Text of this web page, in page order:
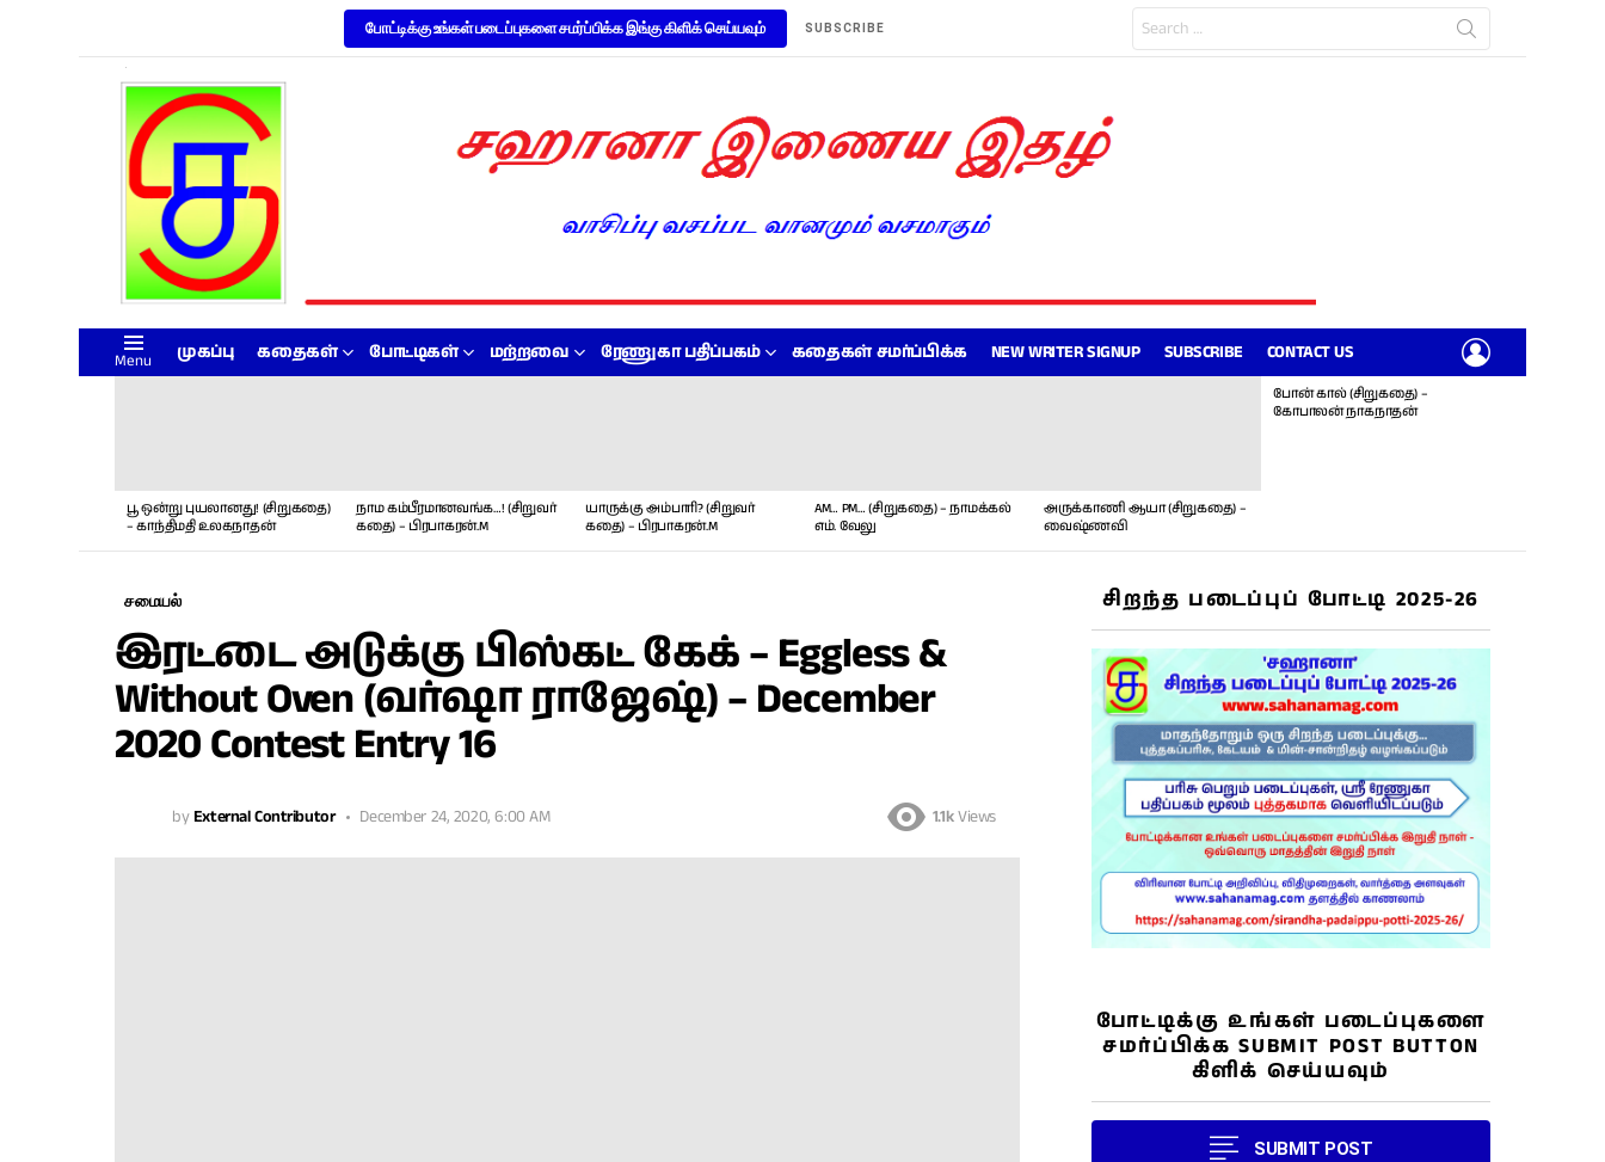
போட்டிக்கு உங்கள் படைப்புகளை சமர்ப்பிக்க இங்கு கிளிக் செய்யவும் SUBSCRIBE
for:
Menu முகப்பு கதைகள் போட்டிகள் மற்றவை ரேணுகா பதிப்பகம் கதைகள் சமர்ப்பிக்க NEW WRITER SIGNUP SUBSCRIBE CONTACT US
பூ ஒன்று புயலானது! (சிறுகதை)
– காந்திமதி உலகநாதன்
நாம கம்பீரமானவங்க…! (சிறுவர்
கதை) – பிரபாகரன்.M
யாருக்கு அம்பாரி? (சிறுவர்
கதை) – பிரபாகரன்.M
AM… PM… (சிறுகதை) – நாமக்கல்
எம். வேலு
அருக்காணி ஆயா (சிறுகதை) –
வைஷ்ணவி
போன் கால் (சிறுகதை) –
கோபாலன் நாகநாதன்
சமையல்
இரட்டை அடுக்கு பிஸ்கட் கேக் – Eggless &
Without Oven (வர்ஷா ராஜேஷ்) – December
2020 Contest Entry 16
byExternal Contributor December 24, 2020, 6:00 AM 1.1k Views
சிறந்த படைப்புப் போட்டி 2025-26
போட்டிக்கு உங்கள் படைப்புகளை
சமர்ப்பிக்க SUBMIT POST BUTTON
கிளிக் செய்யவும்
SUBMIT POST